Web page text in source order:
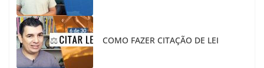
COMO FAZER CITAÇÃO DE LEI